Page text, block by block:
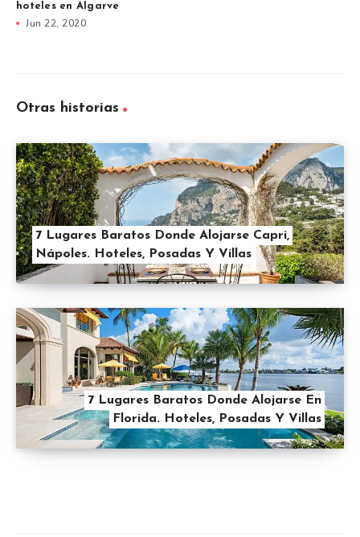
hoteles en Algarve
Jun 22, 2020
Otras historias
7 Lugares Baratos Donde Alojarse Capri,
Nápoles. Hoteles, Posadas Y Villas
7 Lugares Baratos Donde Alojarse En
Florida. Hoteles, Posadas Y Villas